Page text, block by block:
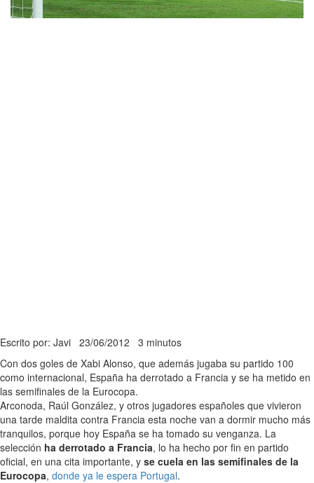
Escrito por: Javi 23/06/2012 3 minutos
Con dos goles de Xabi Alonso, que además jugaba su partido 100
como internacional, España ha derrotado a Francia y se ha metido en
las semifinales de la Eurocopa.
Arconoda, Raúl González, y otros jugadores españoles que vivieron
una tarde maldita contra Francia esta noche van a dormir mucho más
tranquilos, porque hoy España se ha tomado su venganza. La
selección ha derrotado a Francia, lo ha hecho por fin en partido
oficial, en una cita importante, y se cuela en las semifinales de la
Eurocopa, donde ya le espera Portugal.